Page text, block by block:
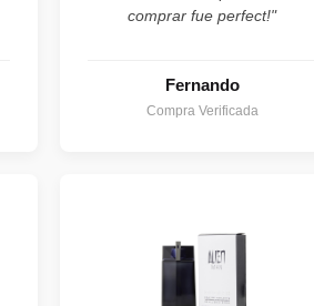
comprar fue perfect!"
Fernando
Compra Verificada